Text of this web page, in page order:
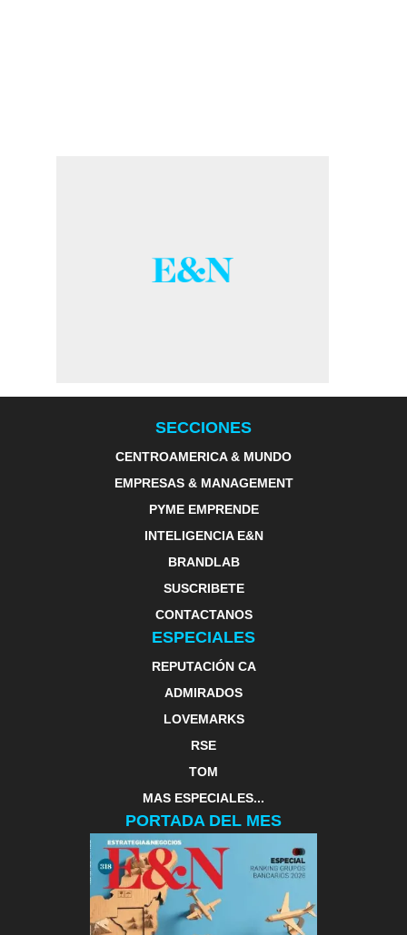
SECCIONES
CENTROAMERICA & MUNDO
EMPRESAS & MANAGEMENT
PYME EMPRENDE
INTELIGENCIA E&N
BRANDLAB
SUSCRIBETE
CONTACTANOS
ESPECIALES
REPUTACIÓN CA
ADMIRADOS
LOVEMARKS
RSE
TOM
MAS ESPECIALES...
PORTADA DEL MES